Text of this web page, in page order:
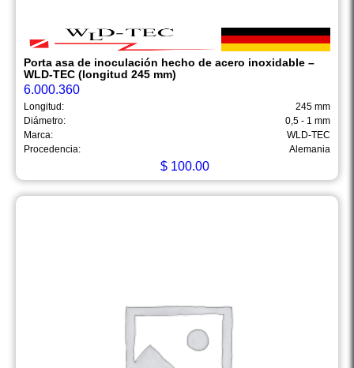
Porta asa de inoculación hecho de acero inoxidable –
WLD-TEC (longitud 245 mm)
6.000.360
Longitud:
245 mm
Diámetro:
0,5 - 1 mm
Marca:
WLD-TEC
Procedencia:
Alemania
$ 100.00